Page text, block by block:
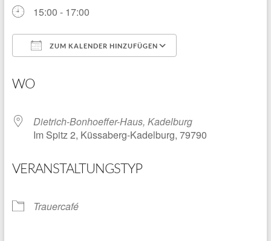
15:00 - 17:00
ZUM KALENDER HINZUFÜGEN
WO
Dietrich-Bonhoeffer-Haus, Kadelburg
Im Spitz 2, Küssaberg-Kadelburg, 79790
VERANSTALTUNGSTYP
Trauercafé